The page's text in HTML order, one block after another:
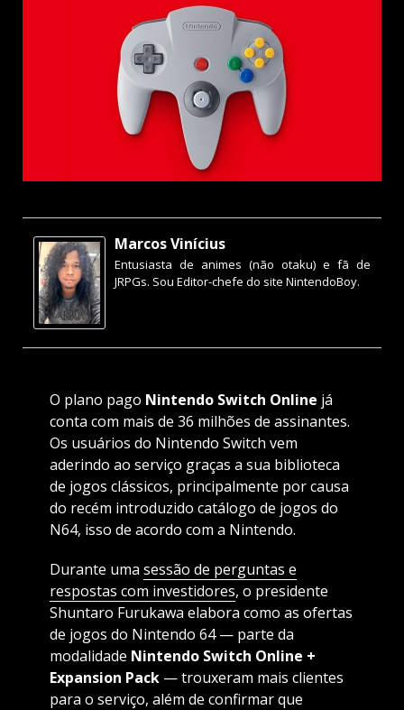
Marcos Vinícius
Entusiasta de animes (não otaku) e fã de
JRPGs. Sou Editor-chefe do site NintendoBoy.
O plano pago Nintendo Switch Online já
conta com mais de 36 milhões de assinantes.
Os usuários do Nintendo Switch vem
aderindo ao serviço graças a sua biblioteca
de jogos clássicos, principalmente por causa
do recém introduzido catálogo de jogos do
N64, isso de acordo com a Nintendo.
Durante uma sessão de perguntas e
respostas com investidores, o presidente
Shuntaro Furukawa elabora como as ofertas
de jogos do Nintendo 64 — parte da
modalidade Nintendo Switch Online +
Expansion Pack — trouxeram mais clientes
para o serviço, além de confirmar que